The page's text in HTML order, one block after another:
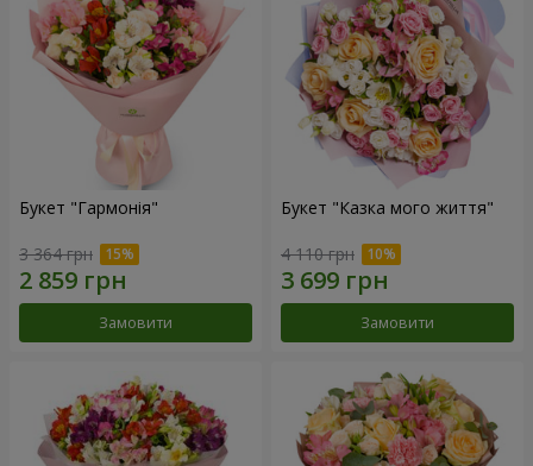
Букет "Гармонія"
3 364 грн
Замовити
Букет "Казка мого життя"
4 110 грн
Замовити